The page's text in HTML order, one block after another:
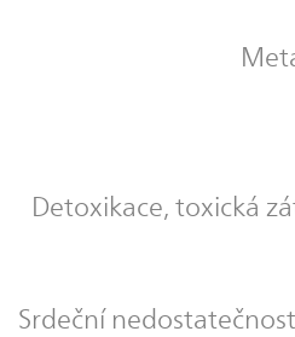
Detoxikace, toxická
Srdeční